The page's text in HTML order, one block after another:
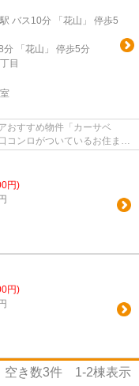
駅 バス10分 「花山」 停歩5
分 「花山」 停歩5分
目
おすすめ物件「カーサベ
コンロがついているお住まい
円)
円)
空き数3件 1-2棟表示